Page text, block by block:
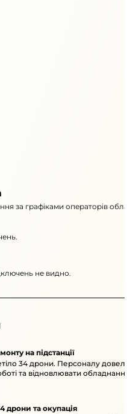
за графіками операторів
не видно.
на підстанції
34 дрони. Персоналу
та відновлювати
дрони та окупація